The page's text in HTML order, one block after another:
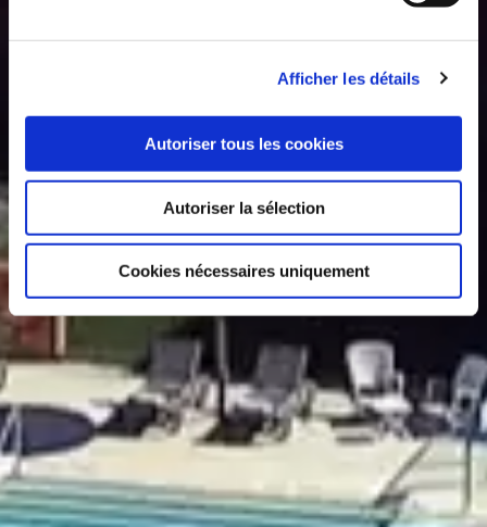
Afficher les détails
Autoriser tous les cookies
Autoriser la sélection
Cookies nécessaires uniquement